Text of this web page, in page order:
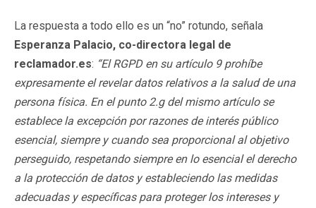
La respuesta a todo ello es un “no” rotundo, señala
Esperanza Palacio, co-directora legal de
reclamador.es: “El RGPD en su artículo 9 prohíbe
expresamente el revelar datos relativos a la salud de una
persona física. En el punto 2.g del mismo artículo se
establece la excepción por razones de interés público
esencial, siempre y cuando sea proporcional al objetivo
perseguido, respetando siempre en lo esencial el derecho
a la protección de datos y estableciendo las medidas
adecuadas y específicas para proteger los intereses y